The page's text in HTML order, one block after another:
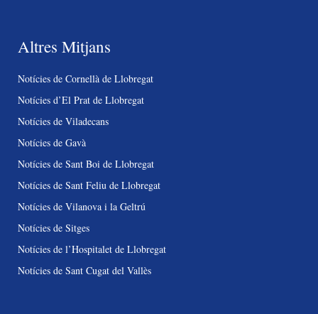
Altres Mitjans
Notícies de Cornellà de Llobregat
Notícies d’El Prat de Llobregat
Notícies de Viladecans
Notícies de Gavà
Notícies de Sant Boi de Llobregat
Notícies de Sant Feliu de Llobregat
Notícies de Vilanova i la Geltrú
Notícies de Sitges
Notícies de l’Hospitalet de Llobregat
Notícies de Sant Cugat del Vallès